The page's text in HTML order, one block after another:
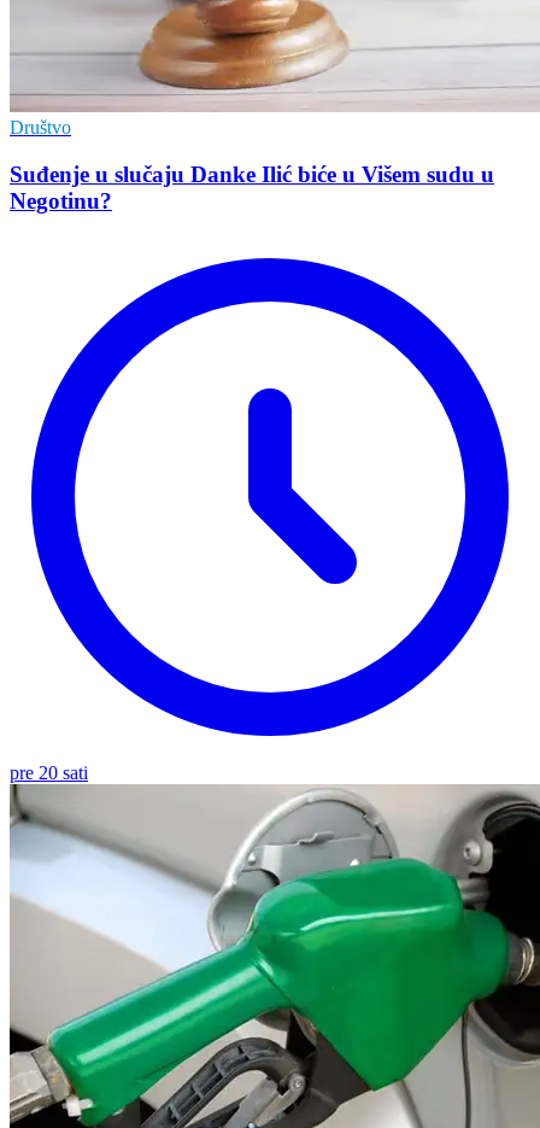
Društvo
Suđenje u slučaju Danke Ilić biće u Višem sudu u
Negotinu?
pre 20 sati